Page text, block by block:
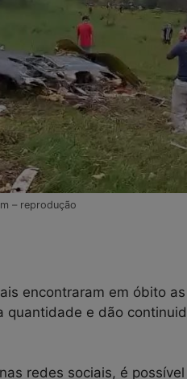
– reprodução
encontraram em óbito
quantidade e dão
redes sociais, é